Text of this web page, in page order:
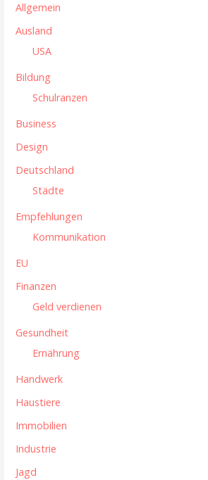
a
g
Allgemein
Ausland
USA
Bildung
Schulranzen
Business
Design
Deutschland
Städte
Empfehlungen
Kommunikation
EU
Finanzen
Geld verdienen
Gesundheit
Ernährung
Handwerk
Haustiere
Immobilien
Industrie
Jagd